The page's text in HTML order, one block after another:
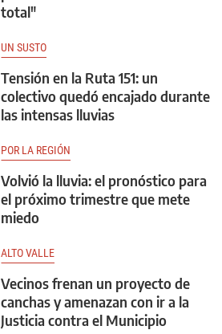
total"
UN SUSTO
Tensión en la Ruta 151: un
colectivo quedó encajado durante
las intensas lluvias
POR LA REGIÓN
Volvió la lluvia: el pronóstico para
el próximo trimestre que mete
miedo
ALTO VALLE
Vecinos frenan un proyecto de
canchas y amenazan con ir a la
Justicia contra el Municipio